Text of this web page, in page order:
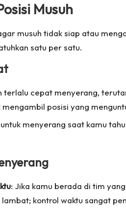
Musuh
musuh tidak siap atau
satu per satu.
terlalu cepat menyerang,
posisi yang
menyerang saat kamu
: Jika kamu berada di tim
kontrol waktu sangat